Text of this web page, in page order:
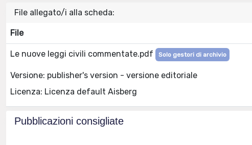
File allegato/i alla scheda:
File
Le nuove leggi civili commentate.pdf Solo gestori di archivio
Versione: publisher's version - versione editoriale
Licenza: Licenza default Aisberg
Pubblicazioni consigliate